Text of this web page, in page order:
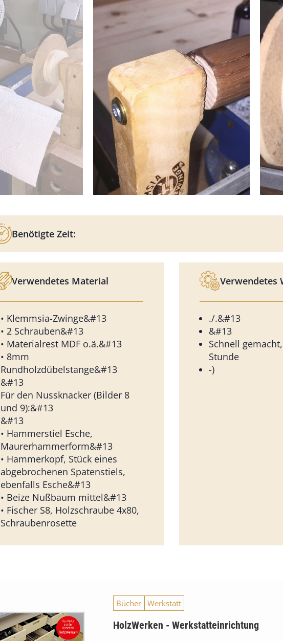
Benötigte Zeit:
Verwendetes Material
• Klemmsia-Zwinge&#13
• 2 Schrauben&#13
• Materialrest MDF o.ä.&#13
• 8mm
Rundholzdübelstange&#13
&#13
Für den Nussknacker (Bilder 8
und 9):&#13
&#13
• Hammerstiel Esche,
Maurerhammerform&#13
• Hammerkopf, Stück eines
abgebrochenen Spatenstiels,
ebenfalls Esche&#13
• Beize Nußbaum mittel&#13
• Fischer S8, Holzschraube 4x80,
Schraubenrosette
Verwendetes
./.&#13
&#13
Schnell
Stunde
-)
Bücher Werkstatt
HolzWerken - Werkstatteinrichtung